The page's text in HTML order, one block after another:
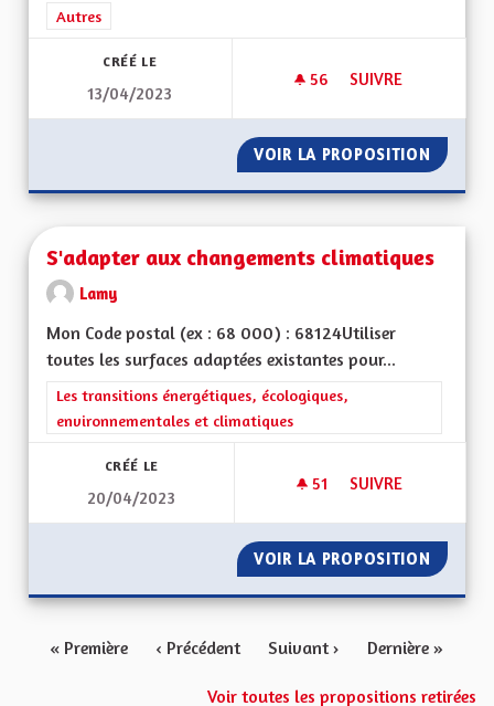
Filtrer les résultats de la catégorie : Autres
Autres
CRÉÉ LE
13/04/2023
56 56 ABONNÉS
SUIVRE
VOIR LA PROPOSITION
S'adapter aux changements climatiques
Lamy
Mon Code postal (ex : 68 000) : 68124Utiliser
toutes les surfaces adaptées existantes pour...
Filtrer les résultats de la catégorie : Les transitions
Les transitions énergétiques, écologiques,
environnementales et climatiques
CRÉÉ LE
20/04/2023
51 51 ABONNÉS
SUIVRE
VOIR LA PROPOSITION
« Première ‹ Précédent Suivant › Dernière »
Voir toutes les propositions retirées